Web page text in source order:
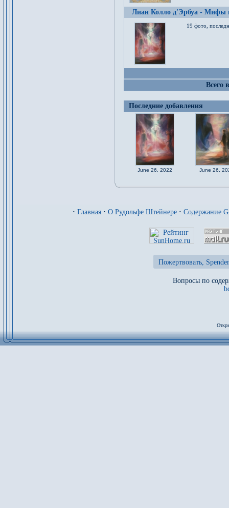
Лиан Колло д'Эрбуа - Мифы
19 фото,
Всего
Последние добавления
June 26, 2022 June 26,
· Главная · О Рудольфе Штейнере · Содержание
Пожертвовать,
Вопросы по